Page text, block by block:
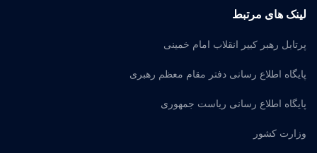
لینک های مرتبط
پرتابل رهبر کبیر انقلاب امام خمینی
پایگاه اطلاع رسانی دفتر مقام معظم رهبری
پایگاه اطلاع رسانی ریاست جمهوری
وزارت کشور